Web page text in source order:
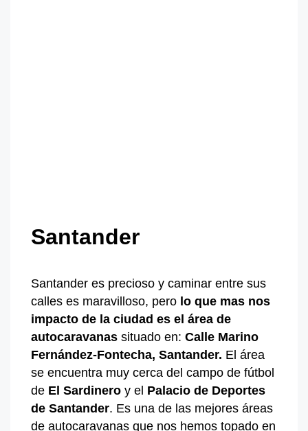
Santander
Santander es precioso y caminar entre sus
calles es maravilloso, pero lo que mas nos
impacto de la ciudad es el área de
autocaravanas situado en: Calle Marino
Fernández-Fontecha, Santander. El área
se encuentra muy cerca del campo de fútbol
de El Sardinero y el Palacio de Deportes
de Santander. Es una de las mejores áreas
de autocaravanas que nos hemos topado en